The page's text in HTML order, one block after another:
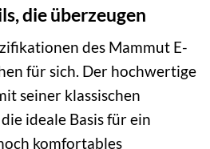
die überzeugen
des Mammut E-
für sich. Der hochwertige
seiner klassischen
ideale Basis für ein
komfortables